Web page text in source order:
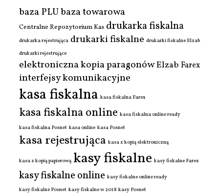
baza PLUbaza towarowa
Centralne Repozytorium Kas drukarka fiskalna
drukarka rejestrująca drukarki fiskalne drukarki fiskalne Elzab
drukarki rejestrujące
elektroniczna kopia paragonówElzab Farex
interfejsy komunikacyjne
kasa fiskalna kasa fiskalna Farex
kasa fiskalna online kasa fiskalna online ready
kasa fiskalna Posnet kasa online kasa Posnet
kasa rejestrująca kasa z kopią elektroniczną
kasa z kopią papierową kasy fiskalne kasy fiskalne Farex
kasy fiskalne online kasy fiskalne online ready
kasy fiskalne Posnet kasy fiskalne w 2018 kasy Posnet